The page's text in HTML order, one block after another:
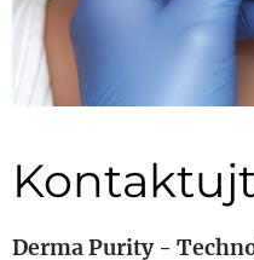
Derma Purity -